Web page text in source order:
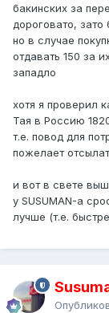
бакинских за
дороговато, зато
но в случае
отдавать 150 за
западло
хотя я проверил
Тая в Россию
т.е. повод для
пожелает
и вот в свете
у SUSUMAN-а
лучше (т.е.